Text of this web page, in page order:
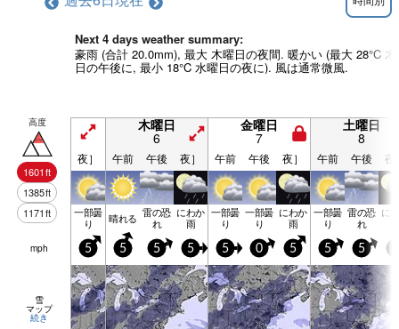
Next 4 days weather summary:
豪雨 (合計 20.0mm), 最大 木曜日の夜間. 暖かい (最大 28°C
日の午後に, 最小 18°C 水曜日の夜に). 風は通常微風.
高度
1601ft
1385ft
1171ft
木曜日
6
金曜日
7
土曜日
8
夜］ 午前 午後 夜］ 午前 午後 夜］ 午前 午後 夜
一部曇
り 晴れる 雷の恐
れ
にわか
雨
一部曇
り
一部曇
り
にわか
雨
一部曇
り
雷の恐
れ
に
mph 5 5 5 5 5 0 5 5 5
雪
マップ
続き